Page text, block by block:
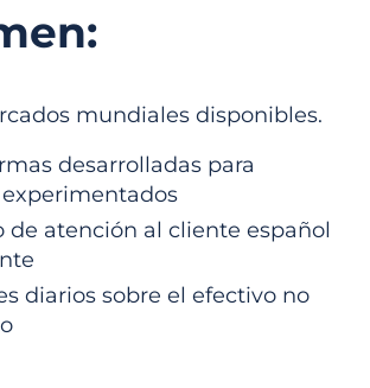
mundiales disponibles.
desarrolladas para
de atención al cliente español
diarios sobre el efectivo no